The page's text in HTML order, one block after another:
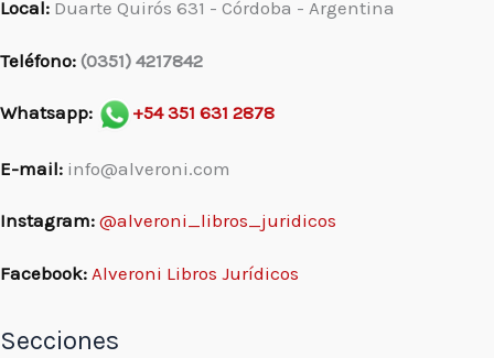
Local: Duarte Quirós 631 - Córdoba - Argentina
Teléfono: (0351) 4217842
Whatsapp: +54 351 631 2878
E-mail: info@alveroni.com
Instagram: @alveroni_libros_juridicos
Facebook: Alveroni Libros Jurídicos
Secciones